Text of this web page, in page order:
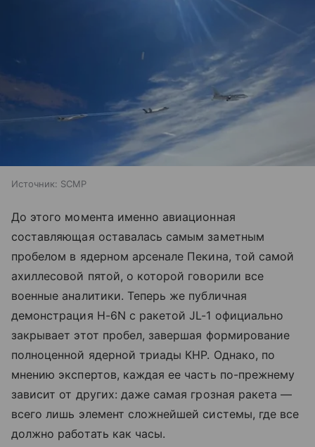
Источник: SCMP
До этого момента именно авиационная
составляющая оставалась самым заметным
пробелом в ядерном арсенале Пекина, той самой
ахиллесовой пятой, о которой говорили все
военные аналитики. Теперь же публичная
демонстрация H-6N с ракетой JL-1 официально
закрывает этот пробел, завершая формирование
полноценной ядерной триады КНР. Однако, по
мнению экспертов, каждая ее часть по-прежнему
зависит от других: даже самая грозная ракета —
всего лишь элемент сложнейшей системы, где все
должно работать как часы.